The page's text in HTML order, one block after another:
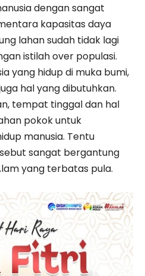
dengan sangat
kapasitas daya
lahan sudah tidak lagi
istilah over populasi.
yang hidup di muka bumi,
hal yang dibutuhkan.
tempat tinggal dan hal
pokok untuk
manusia. Tentu
sangat bergantung
yang terbatas pula.